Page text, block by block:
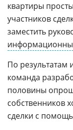
квартиры
участников
заместить
По результатам
команда
половины
собственников
сделки с